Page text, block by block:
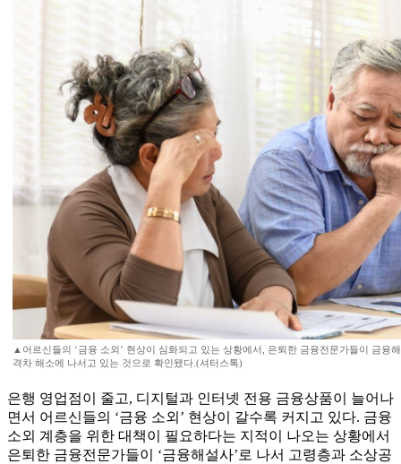
▲어르신들의 ‘금융 소외’ 현상이 심화되고 있는 상황에서, 은퇴한 금융전문가들이 금융
격차 해소에 나서고 있는 것으로 확인됐다.(셔터스톡)
은행 영업점이 줄고, 디지털과 인터넷 전용 금융상품이 늘어나
면서 어르신들의 ‘금융 소외’ 현상이 갈수록 커지고 있다. 금융
소외 계층을 위한 대책이 필요하다는 지적이 나오는 상황에서
은퇴한 금융전문가들이 ‘금융해설사’로 나서 고령층과 소상공